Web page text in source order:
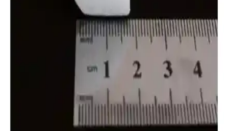
YEDİTEPEOSMANLI'nın 5 metre uzunluğundaki beyaz strafor
köpük çıtası, kolay kesimi, boyama ve montaj özellikleriyle iç ve dış
mekan dekorasyonlarına estetik çözümler sunar.
YEDİTEPEOSMANLI Dekoratif Strafor Köpük
Çıta: Estetik ve Kullanışlı İç Mekan ve Dış
Dekorasyon Ürünü
şekillendirilebilir yapısı, çeşitli dekorasyon projelerinde pratik
kullanım ve estetik görünüm sunar, iç ve dış mekanlarda tercih edilir.
Güçpor Strafor Tavan ve Duvar Kaplama Paneli: